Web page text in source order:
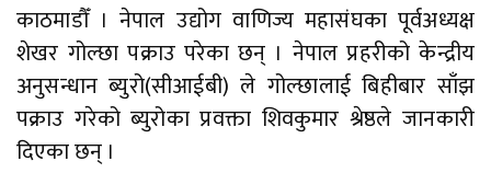
काठमाडौँ । नेपाल उद्योग वाणिज्य महासंघका पूर्वअध्यक्ष
शेखर गोल्छा पक्राउ परेका छन् । नेपाल प्रहरीको केन्द्रीय
अनुसन्धान ब्युरो(सीआईबी) ले गोल्छालाई बिहीबार साँझ
पक्राउ गरेको ब्युरोका प्रवक्ता शिवकुमार श्रेष्ठले जानकारी
दिएका छन् ।